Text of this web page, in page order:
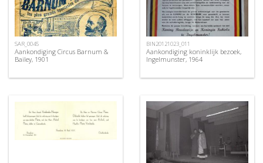
SAR_0045
Aankondiging Circus Barnum &
Bailey, 1901
BIN20121023_011
Aankondiging koninklijk bezoek,
Ingelmunster, 1964